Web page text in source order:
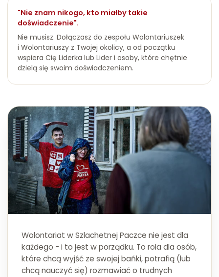
"Nie znam nikogo, kto miałby takie
doświadczenie".
Nie musisz. Dołączasz do zespołu Wolontariuszek
i Wolontariuszy z Twojej okolicy, a od początku
wspiera Cię Liderka lub Lider i osoby, które chętnie
dzielą się swoim doświadczeniem.
Wolontariat w Szlachetnej Paczce nie jest dla
każdego - i to jest w porządku. To rola dla osób,
które chcą wyjść ze swojej bańki, potrafią (lub
chcą nauczyć się) rozmawiać o trudnych